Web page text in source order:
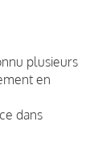
plusieurs
en
dans